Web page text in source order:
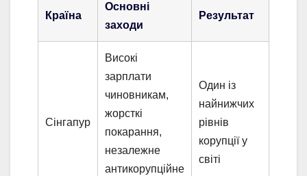
Країна
Основні
заходи
Результат
Сінгапур
Високі
зарплати
чиновникам,
жорсткі
покарання,
незалежне
антикорупційне
Один із
найнижчих
рівнів
корупції у
світі